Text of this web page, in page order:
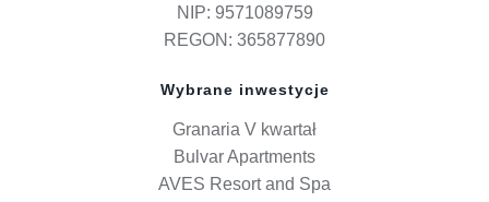
NIP: 9571089759
REGON: 365877890
Wybrane inwestycje
Granaria V kwartał
Bulvar Apartments
AVES Resort and Spa